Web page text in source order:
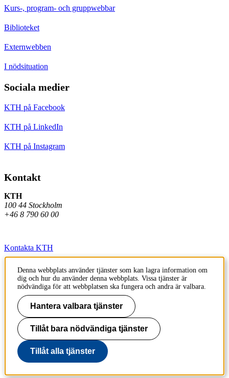
Kurs-, program- och gruppwebbar
Biblioteket
Externwebben
I nödsituation
Sociala medier
KTH på Facebook
KTH på LinkedIn
KTH på Instagram
Kontakt
KTH
100 44 Stockholm
+46 8 790 60 00
Kontakta KTH
Jobba på KTH
Press och media
Faktura och betalning KTH
Om KTH:s webbplatser
Tillgänglighetsredogörelse
Denna webbplats använder tjänster som kan lagra information om
dig och hur du använder denna webbplats. Vissa tjänster är
nödvändiga för att webbplatsen ska fungera och andra är valbara.
Hantera valbara tjänster
Tillåt bara nödvändiga tjänster
Tillåt alla tjänster